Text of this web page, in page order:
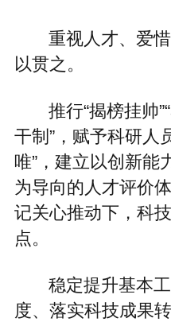
重视人才、爱
以贯之。
推行“揭榜挂帅
干制”，赋予科研人
唯”，建立以创新能
为导向的人才评价
记关心推动下，科
点。
稳定提升基本
度、落实科技成果